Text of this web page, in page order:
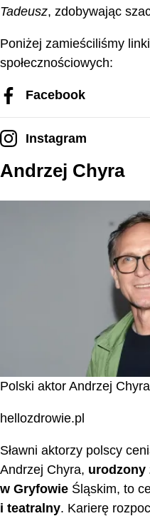
Tadeusz, zdobywając
Poniżej zamieściliśmy
społecznościowych:
Facebook
Instagram
Andrzej Chyra
Polski aktor Andrzej Chyra
hellozdrowie.pl
Sławni aktorzy polscy
Andrzej Chyra, urodzony
w Gryfowie Śląskim, to
i teatralny. Karierę